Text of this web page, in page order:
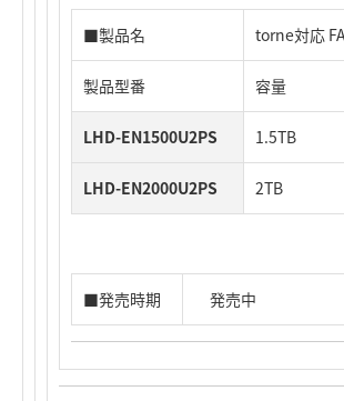
■製品名 torne対応
製品型番 容量
LHD-EN1500U2PS
1.5TB
LHD-EN2000U2PS
2TB
■発売時期 発売中